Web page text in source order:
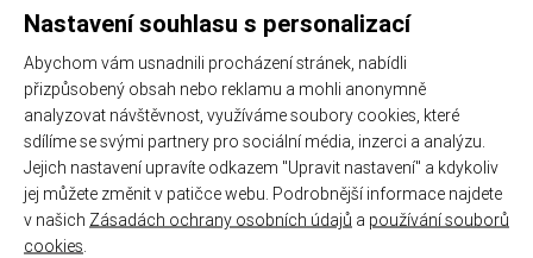
Naši poradci a znalci sortimentu zbraní jsou připraveni
odpovídat na Vaše dotazy (Po–Pá, 8–18 hod).
Zeptejte
se na co potřebujete, odpovíme co nejdříve.
Nastavení souhlasu s personalizací
Abychom vám usnadnili procházení stránek, nabídli
přizpůsobený obsah nebo reklamu a mohli anonymně
analyzovat návštěvnost, využíváme soubory cookies, které
sdílíme se svými partnery pro sociální média, inzerci a analýzu.
Jejich nastavení upravíte odkazem "Upravit nastavení" a kdykoliv
jej můžete změnit v patičce webu. Podrobnější informace najdete
v našich Zásadách ochrany osobních údajů a používání souborů
cookies